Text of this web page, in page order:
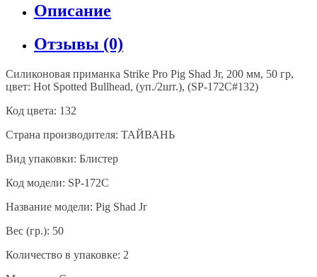
Описание
Отзывы (0)
Силиконовая приманка Strike Pro Pig Shad Jr, 200 мм, 50 гр,
цвет: Hot Spotted Bullhead, (уп./2шт.), (SP-172C#132)
Код цвета: 132
Страна производителя: ТАЙВАНЬ
Вид упаковки: Блистер
Код модели: SP-172C
Название модели: Pig Shad Jr
Вес (гр.): 50
Количество в упаковке: 2